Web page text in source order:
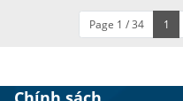
Page 1 / 34 1